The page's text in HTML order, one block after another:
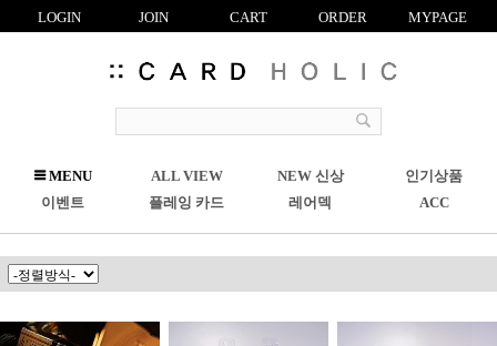
LOGIN JOIN CART ORDER MYPAGE
R
CMENU ALL VIEW NEW 신상
인기상품
이벤트
플레잉 카드 레어덱 ACC